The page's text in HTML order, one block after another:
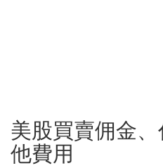
美股買賣佣金
他費用